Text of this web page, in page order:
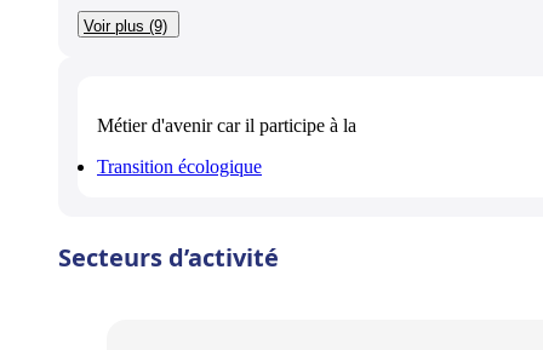
Voir plus (9)
Métier d'avenircar il participe à la
Transition écologique
Secteurs d’activité